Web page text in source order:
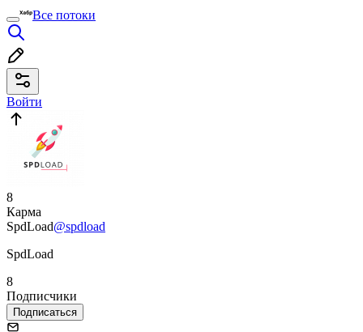
Все потоки
Войти
8
Карма
SpdLoad@spdload
SpdLoad
8
Подписчики
Подписаться